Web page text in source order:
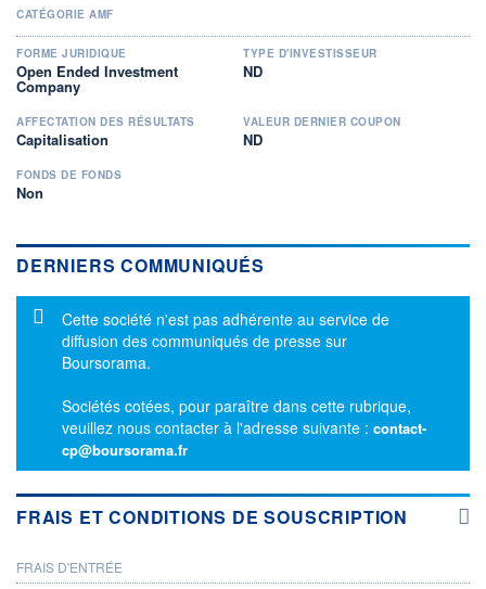
CATÉGORIE AMF
FORME JURIDIQUE
Open Ended Investment
Company
TYPE D'INVESTISSEUR
ND
AFFECTATION DES RÉSULTATS
Capitalisation
VALEUR DERNIER COUPON
ND
FONDS DE FONDS
Non
DERNIERS COMMUNIQUÉS
Message d'information
Cette société n'est pas adhérente au service de
diffusion des communiqués de presse sur
Boursorama.
Sociétés cotées, pour paraître dans cette rubrique,
veuillez nous contacter à l'adresse suivante : contact-
cp@boursorama.fr
FRAIS ET CONDITIONS DE SOUSCRIPTION
PROSPECTUS
FRAIS D'ENTRÉE